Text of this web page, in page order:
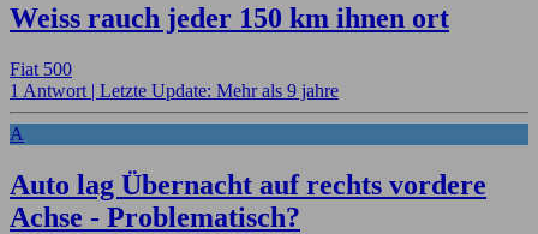
Weiss rauch jeder 150 km ihnen ort
Fiat 500
1 Antwort | Letzte Update: Mehr als 9 jahre
A
Auto lag Übernacht auf rechts vordere
Achse - Problematisch?